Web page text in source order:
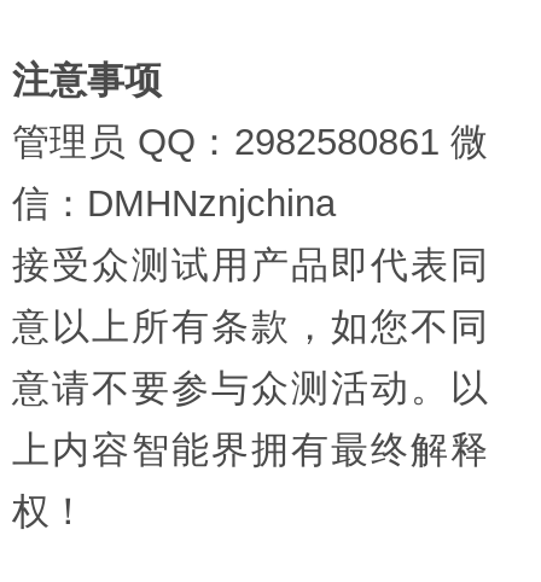
注意事项
管理员 QQ：2982580861 微
信：DMHNznjchina
接受众测试用产品即代表同
意以上所有条款，如您不同
意请不要参与众测活动。以
上内容智能界拥有最终解释
权！